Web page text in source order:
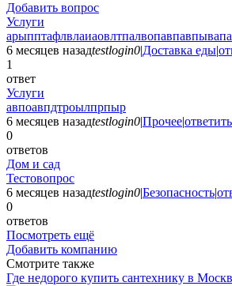
Добавить вопрос
Услуги
6 месяцев назадtestlogin0|Доставка еды|
1
ответ
Услуги
авпоавпдтроылпрпыр
6 месяцев назадtestlogin0|Прочее|ответить
0
ответов
Дом и сад
Тестовопрос
6 месяцев назадtestlogin0|Безопасность|
0
ответов
Посмотреть ещё
Добавить компанию
Смотрите также
Где недорого купить сантехнику в